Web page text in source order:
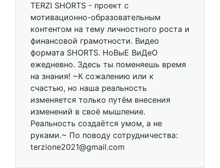
TERZI SHORTS - проект с
мотивационно-образовательным
контентом на тему личностного роста и
финансовой грамотности. Видео
формата SHORTS. НоВыЕ ВиДеО
ежедневно. Здесь ты поменяешь время
на знания! ~К сожалению или к
счастью, но наша реальность
изменяется только путём внесения
изменений в своё мышление.
Реальность создаётся умом, а не
руками.~ По поводу сотрудничества:
terzione2021@gmail.com